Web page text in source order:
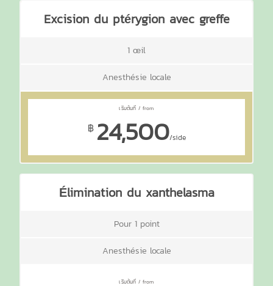
Excision du ptérygion avec greffe
1 œil
Anesthésie locale
฿ 24,500/side
Élimination du xanthelasma
Pour 1 point
Anesthésie locale